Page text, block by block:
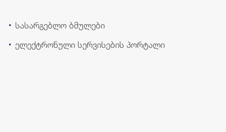
სასარგებლო ბმულები
ელექტრონული სერვისების პორტალი